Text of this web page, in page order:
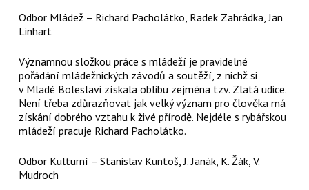
Odbor Mládež – Richard Pacholátko, Radek Zahrádka, Jan
Linhart
Významnou složkou práce s mládeží je pravidelné
pořádání mládežnických závodů a soutěží, z nichž si
v Mladé Boleslavi získala oblibu zejména tzv. Zlatá udice.
Není třeba zdůrazňovat jak velký význam pro člověka má
získání dobrého vztahu k živé přírodě. Nejdéle s rybářskou
mládeží pracuje Richard Pacholátko.
Odbor Kulturní – Stanislav Kuntoš, J. Janák, K. Žák, V.
Mudroch